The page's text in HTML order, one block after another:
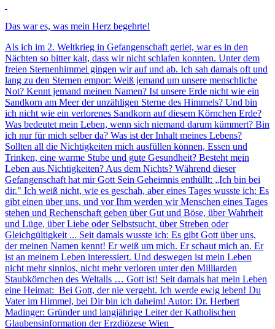
Das war es, was mein Herz begehrte!
Als ich im 2. Weltkrieg in Gefangenschaft geriet, war es in den
Nächten so bitter kalt, dass wir nicht schlafen konnten. Unter dem
freien Sternenhimmel gingen wir auf und ab. Ich sah damals oft und
lang zu den Sternen empor: Weiß jemand um unsere menschliche
Not? Kennt jemand meinen Namen? Ist unsere Erde nicht wie ein
Sandkorn am Meer der unzähligen Sterne des Himmels? Und bin
ich nicht wie ein verlorenes Sandkorn auf diesem Körnchen Erde?
Was bedeutet mein Leben, wenn sich niemand darum kümmert? Bin
ich nur für mich selber da? Was ist der Inhalt meines Lebens?
Sollten all die Nichtigkeiten mich ausfüllen können, Essen und
Trinken, eine warme Stube und gute Gesundheit? Besteht mein
Leben aus Nichtigkeiten? Aus dem Nichts? Während dieser
Gefangenschaft hat mir Gott Sein Geheimnis enthüllt: „Ich bin bei
dir." Ich weiß nicht, wie es geschah, aber eines Tages wusste ich: Es
gibt einen über uns, und vor Ihm werden wir Menschen eines Tages
stehen und Rechenschaft geben über Gut und Böse, über Wahrheit
und Lüge, über Liebe oder Selbstsucht, über Streben oder
Gleichgültigkeit ... Seit damals wusste ich: Es gibt Gott über uns,
der meinen Namen kennt! Er weiß um mich. Er schaut mich an. Er
ist an meinem Leben interessiert. Und deswegen ist mein Leben
nicht mehr sinnlos, nicht mehr verloren unter den Milliarden
Staubkörnchen des Weltalls … Gott ist! Seit damals hat mein Leben
eine Heimat: Bei Gott, der nie vergeht. Ich werde ewig leben! Du
Vater im Himmel, bei Dir bin ich daheim! Autor: Dr. Herbert
Madinger: Gründer und langjährige Leiter der Katholischen
Glaubensinformation der Erzdiözese Wien